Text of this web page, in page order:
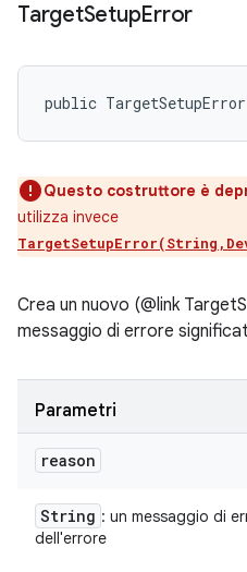
TargetSetupError
public
Questo costruttore è
utilizza invece
Crea un nuovo (@link
messaggio di errore
Parametri
reason
String : un messaggio di
dell'errore